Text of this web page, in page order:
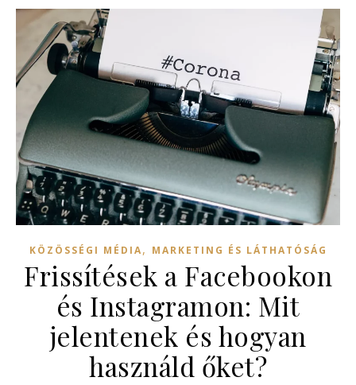
KÖZÖSSÉGI MÉDIA, MARKETING ÉS LÁTHATÓSÁG
Frissítések a Facebookon
és Instagramon: Mit
jelentenek és hogyan
használd őket?